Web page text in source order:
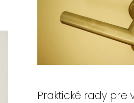
Praktické rady pre